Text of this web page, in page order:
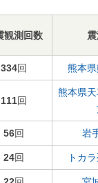
観測回数
334回 熊本
111回
熊本県
56回 岩
24回 トカ